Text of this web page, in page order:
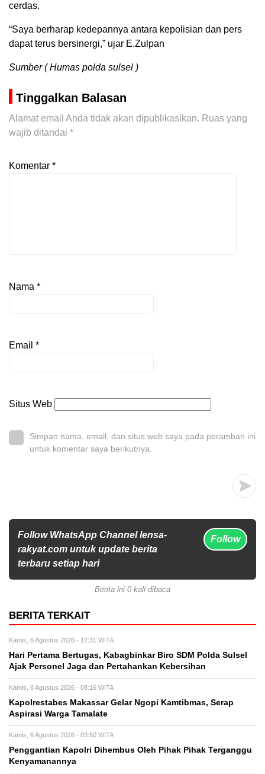
cerdas.
“Saya berharap kedepannya antara kepolisian dan pers
dapat terus bersinergi,” ujar E.Zulpan
Sumber ( Humas polda sulsel )
Tinggalkan Balasan
Alamat email Anda tidak akan dipublikasikan. Ruas yang
wajib ditandai *
Komentar *
Nama *
Email *
Situs Web
Simpan nama, email, dan situs web saya pada peramban ini
untuk komentar saya berikutnya.
Follow WhatsApp Channel lensa-
rakyat.com untuk update berita
terbaru setiap hari
Follow
Berita ini 0 kali dibaca
BERITA TERKAIT
Kamis, 6 Agustus 2026 - 12:31 WITA
Hari Pertama Bertugas, Kabagbinkar Biro SDM Polda Sulsel
Ajak Personel Jaga dan Pertahankan Kebersihan
Kamis, 6 Agustus 2026 - 08:16 WITA
Kapolrestabes Makassar Gelar Ngopi Kamtibmas, Serap
Aspirasi Warga Tamalate
Kamis, 6 Agustus 2026 - 03:50 WITA
Penggantian Kapolri Dihembus Oleh Pihak Pihak Terganggu
Kenyamanannya